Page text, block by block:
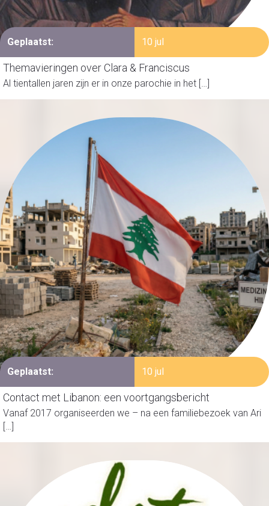
Geplaatst: 10 jul
Themavieringen over Clara & Franciscus
Al tientallen jaren zijn er in onze parochie in het […]
Geplaatst: 10 jul
Contact met Libanon: een voortgangsbericht
Vanaf 2017 organiseerden we – na een familiebezoek van Ari
[…]